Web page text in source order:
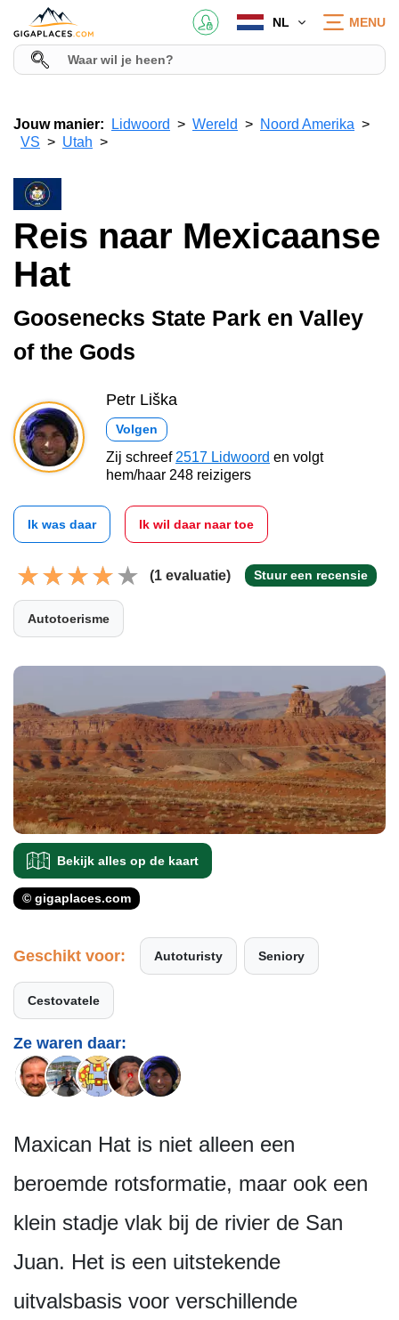
NL MENU
Jouw manier: Lidwoord Wereld
Noord Amerika
VS
Utah
Reis naar Mexicaanse
Hat
Goosenecks State Park en Valley
of the Gods
Petr Liška
Volgen
Zij schreef 2517 Lidwoord en volgt
hem/haar 248 reizigers
Ik was daar Ik wil daar naar toe
(1 evaluatie) Stuur een recensie
Autotoerisme
Bekijk alles op de kaart
© gigaplaces.com
Geschikt voor: Autoturisty Seniory
Cestovatele
Ze waren daar:
Maxican Hat is niet alleen een
beroemde rotsformatie, maar ook een
klein stadje vlak bij de rivier de San
Juan. Het is een uitstekende
uitvalsbasis voor verschillende